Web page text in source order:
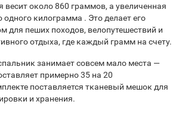
весит около 860 граммов, а увеличенная
одного килограмма . Это делает его
для пеших походов, велопутешествий и
отдыха, где каждый грамм на счету.
занимает совсем мало места —
примерно 35 на 20
поставляется тканевый мешок для
и хранения.